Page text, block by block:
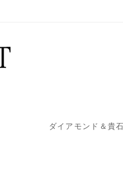
ダイアモンド＆貴石